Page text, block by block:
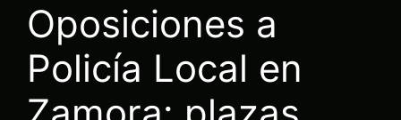
Oposiciones a
Policía Local en